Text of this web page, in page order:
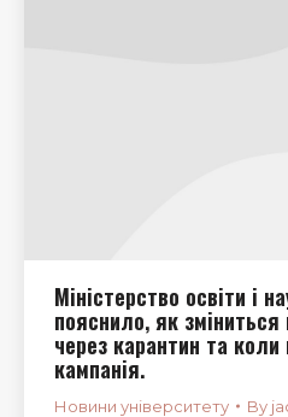
Міністерство освіти і
пояснило, як
через карантин та
кампанія.
Новини університету By